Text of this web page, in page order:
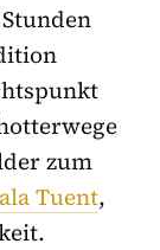
zum
Tuent,